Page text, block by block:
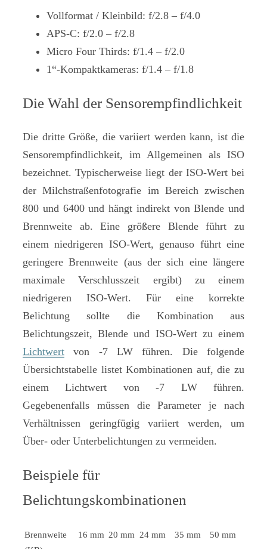
Vollformat / Kleinbild: f/2.8 – f/4.0
APS-C: f/2.0 – f/2.8
Micro Four Thirds: f/1.4 – f/2.0
1“-Kompaktkameras: f/1.4 – f/1.8
Die Wahl der Sensorempfindlichkeit
Die dritte Größe, die variiert werden kann, ist die
Sensorempfindlichkeit, im Allgemeinen als ISO
bezeichnet. Typischerweise liegt der ISO-Wert bei
der Milchstraßenfotografie im Bereich zwischen
800 und 6400 und hängt indirekt von Blende und
Brennweite ab. Eine größere Blende führt zu
einem niedrigeren ISO-Wert, genauso führt eine
geringere Brennweite (aus der sich eine längere
maximale Verschlusszeit ergibt) zu einem
niedrigeren ISO-Wert. Für eine korrekte
Belichtung sollte die Kombination aus
Belichtungszeit, Blende und ISO-Wert zu einem
Lichtwert von -7 LW führen. Die folgende
Übersichtstabelle listet Kombinationen auf, die zu
einem Lichtwert von -7 LW führen.
Gegebenenfalls müssen die Parameter je nach
Verhältnissen geringfügig variiert werden, um
Über- oder Unterbelichtungen zu vermeiden.
Beispiele für
Belichtungskombinationen
Brennweite
16 mm 20 mm 24 mm 35 mm 50 mm